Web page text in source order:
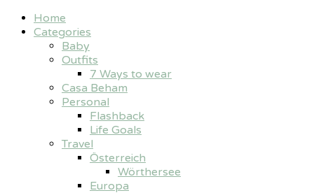
Home
Categories
Baby
Outfits
7 Ways to wear
Casa Beham
Personal
Flashback
Life Goals
Travel
Österreich
Wörthersee
Europa